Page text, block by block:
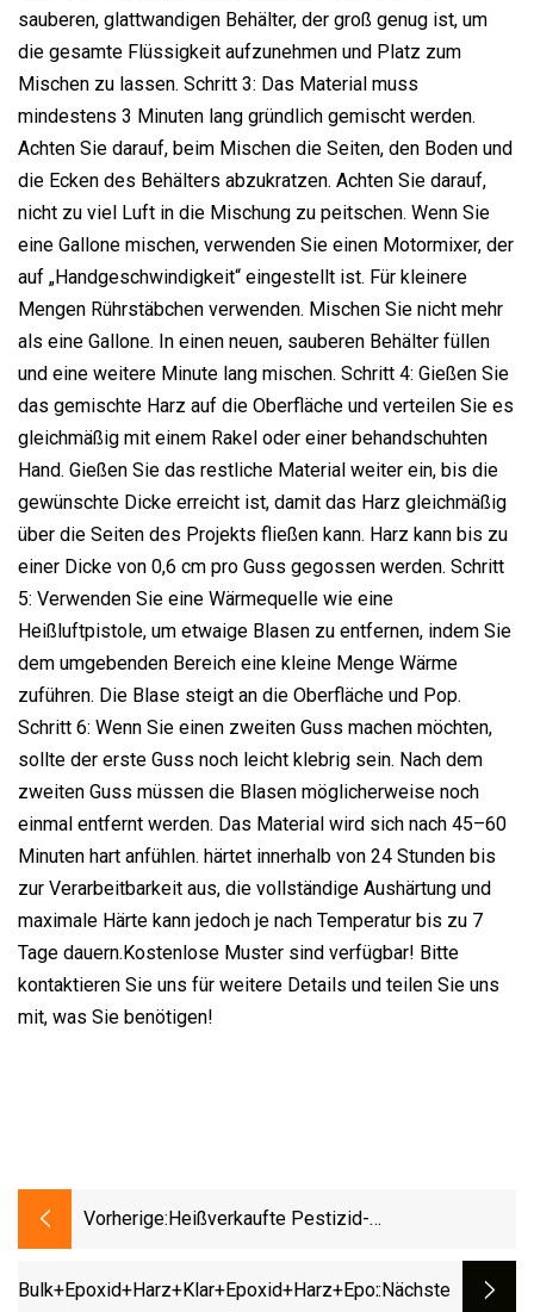
sauberen, glattwandigen Behälter, der groß genug ist, um
die gesamte Flüssigkeit aufzunehmen und Platz zum
Mischen zu lassen. Schritt 3: Das Material muss
mindestens 3 Minuten lang gründlich gemischt werden.
Achten Sie darauf, beim Mischen die Seiten, den Boden und
die Ecken des Behälters abzukratzen. Achten Sie darauf,
nicht zu viel Luft in die Mischung zu peitschen. Wenn Sie
eine Gallone mischen, verwenden Sie einen Motormixer, der
auf „Handgeschwindigkeit“ eingestellt ist. Für kleinere
Mengen Rührstäbchen verwenden. Mischen Sie nicht mehr
als eine Gallone. In einen neuen, sauberen Behälter füllen
und eine weitere Minute lang mischen. Schritt 4: Gießen Sie
das gemischte Harz auf die Oberfläche und verteilen Sie es
gleichmäßig mit einem Rakel oder einer behandschuhten
Hand. Gießen Sie das restliche Material weiter ein, bis die
gewünschte Dicke erreicht ist, damit das Harz gleichmäßig
über die Seiten des Projekts fließen kann. Harz kann bis zu
einer Dicke von 0,6 cm pro Guss gegossen werden. Schritt
5: Verwenden Sie eine Wärmequelle wie eine
Heißluftpistole, um etwaige Blasen zu entfernen, indem Sie
dem umgebenden Bereich eine kleine Menge Wärme
zuführen. Die Blase steigt an die Oberfläche und Pop.
Schritt 6: Wenn Sie einen zweiten Guss machen möchten,
sollte der erste Guss noch leicht klebrig sein. Nach dem
zweiten Guss müssen die Blasen möglicherweise noch
einmal entfernt werden. Das Material wird sich nach 45–60
Minuten hart anfühlen. härtet innerhalb von 24 Stunden bis
zur Verarbeitbarkeit aus, die vollständige Aushärtung und
maximale Härte kann jedoch je nach Temperatur bis zu 7
Tage dauern.Kostenlose Muster sind verfügbar! Bitte
kontaktieren Sie uns für weitere Details und teilen Sie uns
mit, was Sie benötigen!
Vorherige: Heißverkaufte Pestizid-
Diphenylacetonitril Zum Vorzugspreis
:nächste